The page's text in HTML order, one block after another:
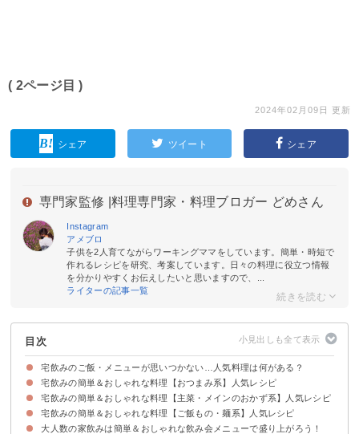
( 2ページ目 )
2024年02月09日 更新
シェア ツイート シェア
専門家監修 | 料理専門家・料理ブロガー どめさん
Instagram
アメブロ
子供を2人育てながらワーキングママをしています。簡単・時短で
作れるレシピを研究、考案しています。日々の料理に役立つ情報
を分かりやすくお伝えしたいと思いますので、...
ライターの記事一覧
目次
宅飲みのご飯・メニューが思いつかない…人気料理は何がある？
宅飲みの簡単＆おしゃれな料理【おつまみ系】人気レシピ
①男ウケする簡単ポテトサラダ
②定番おつまみのやみつきキャベツ
③パーティーにもおすすめなカプレーゼ
④チーズとハムの餃子の皮巻き
⑤おしゃれな白身魚のカルパッチョ
宅飲みの簡単＆おしゃれな料理【主菜・メインのおかず系】人気レシピ
①大学生の宅飲みにホットプレートで棒餃子
②チーズタッカルビ
③男ウケする味の手羽元唐揚げ
④牛肉のたたき
⑤アクアパッツァ
⑥チーズフォンデュ
⑦大学生の宅飲みにもおすすめのたこ焼き
宅飲みの簡単＆おしゃれな料理【ご飯もの・麺系】人気レシピ
①簡単ペッパービーフライス
②ちらし寿司
③石焼きビビンパ
④シーフードパエリア
⑤餃子の皮のラザニア
大人数の家飲みは簡単＆おしゃれな飲み会メニューで盛り上がろう！